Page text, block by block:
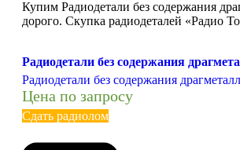
Купим Радиодетали без содержания
дорого. Скупка радиодеталей «Радио
Радиодетали без содержания
Радиодетали без содержания
Цена по запросу
Сдать радиолом